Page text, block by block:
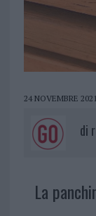
24 NOVEMBRE 2021
di
La